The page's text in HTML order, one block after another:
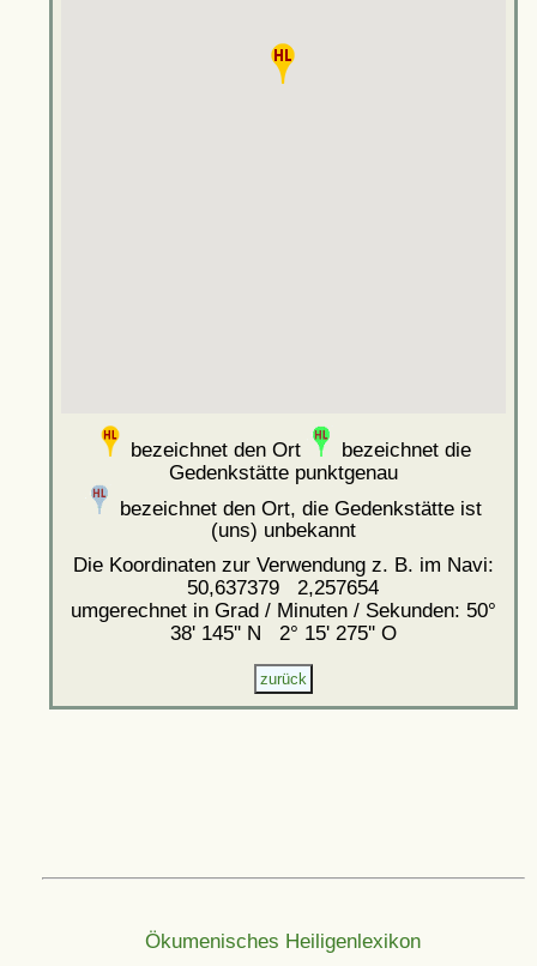
bezeichnet den Ort
bezeichnet die
Gedenkstätte punktgenau
bezeichnet den Ort, die Gedenkstätte ist
(uns) unbekannt
Die Koordinaten zur Verwendung z. B. im Navi:
50,637379 2,257654
umgerechnet in Grad / Minuten / Sekunden: 50°
38' 145'' N 2° 15' 275'' O
Ökumenisches Heiligenlexikon